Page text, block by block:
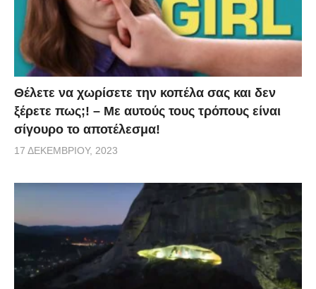
Θέλετε να χωρίσετε την κοπέλα σας και δεν
ξέρετε πως;! – Με αυτούς τους τρόπους είναι
σίγουρο το αποτέλεσμα!
17 ΔΕΚΕΜΒΡΊΟΥ, 2023